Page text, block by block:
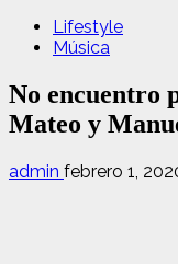
Lifestyle
Música
No encuentro
Mateo y
admin febrero 1,